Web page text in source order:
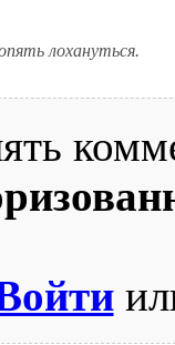
лохануться.